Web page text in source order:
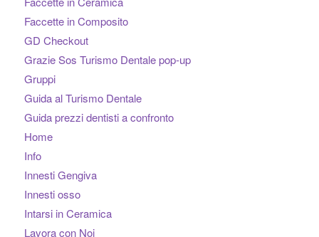
Faccette in Composito
GD Checkout
Grazie Sos Turismo Dentale pop-up
Gruppi
Guida al Turismo Dentale
Guida prezzi dentisti a confronto
Home
Info
Innesti Gengiva
Innesti osso
Intarsi in Ceramica
Lavora con Noi